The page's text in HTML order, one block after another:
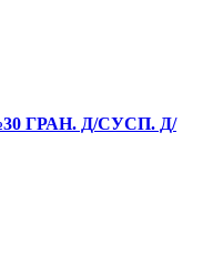
ГРАН. Д/СУСП. Д/